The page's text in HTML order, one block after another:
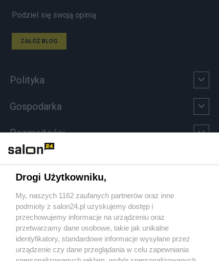
Podziel się swoją opinią
ZAŁÓŻ BLOG
Polityka
Gospodarka
Rozmaitości
Sport
Społeczeństwo
Kultura
Drogi Użytkowniku,
My, naszych 1162 zaufanych partnerów oraz inne
podmioty z salon24.pl uzyskujemy dostęp i
przechowujemy informacje na urządzeniu oraz
przetwarzamy dane osobowe, takie jak unikalne
identyfikatory, standardowe informacje wysyłane przez
urządzenie czy dane przeglądania w celu zapewniania